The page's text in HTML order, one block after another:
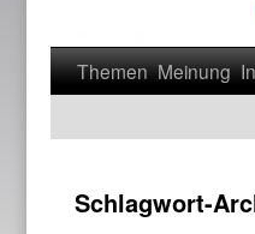
Themen Meinung
Schlagwort-